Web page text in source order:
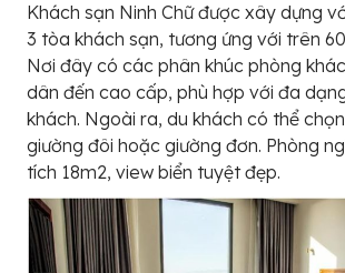
Khách sạn Ninh Chữ được xây dựng
3 tòa khách sạn, tương ứng với trên
Nơi đây có các phân khúc phòng
dân đến cao cấp, phù hợp với đa
khách. Ngoài ra, du khách có thể
giường đôi hoặc giường đơn. Phòng
tích 18m2, view biển tuyệt đẹp.